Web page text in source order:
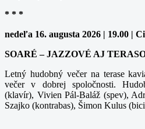
* * *
nedeľa 16. augusta 2026 | 19.00 |
SOARÉ – JAZZOVÉ AJ
Letný hudobný večer na terase
večer v dobrej spoločnosti.
(klavír), Vivien Pál-Baláž (spev),
Szajko (kontrabas), Šimon Kulus